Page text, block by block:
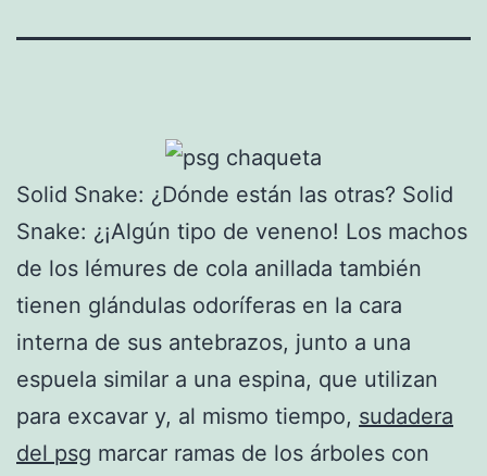
Solid Snake: ¿Dónde están las otras? Solid
Snake: ¿¡Algún tipo de veneno! Los machos
de los lémures de cola anillada también
tienen glándulas odoríferas en la cara
interna de sus antebrazos, junto a una
espuela similar a una espina, que utilizan
para excavar y, al mismo tiempo, sudadera
del psg marcar ramas de los árboles con